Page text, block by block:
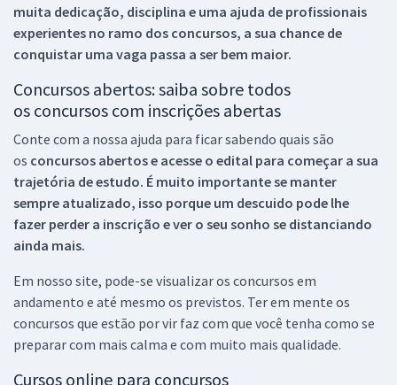
muita dedicação, disciplina e uma ajuda de profissionais
experientes no ramo dos concursos, a sua chance de
conquistar uma vaga passa a ser bem maior.
Concursos abertos: saiba sobre todos
os concursos com inscrições abertas
Conte com a nossa ajuda para ficar sabendo quais são
os concursos abertos e acesse o edital para começar a sua
trajetória de estudo. É muito importante se manter
sempre atualizado, isso porque um descuido pode lhe
fazer perder a inscrição e ver o seu sonho se distanciando
ainda mais.
Em nosso site, pode-se visualizar os concursos em
andamento e até mesmo os previstos. Ter em mente os
concursos que estão por vir faz com que você tenha como se
preparar com mais calma e com muito mais qualidade.
Cursos online para concursos